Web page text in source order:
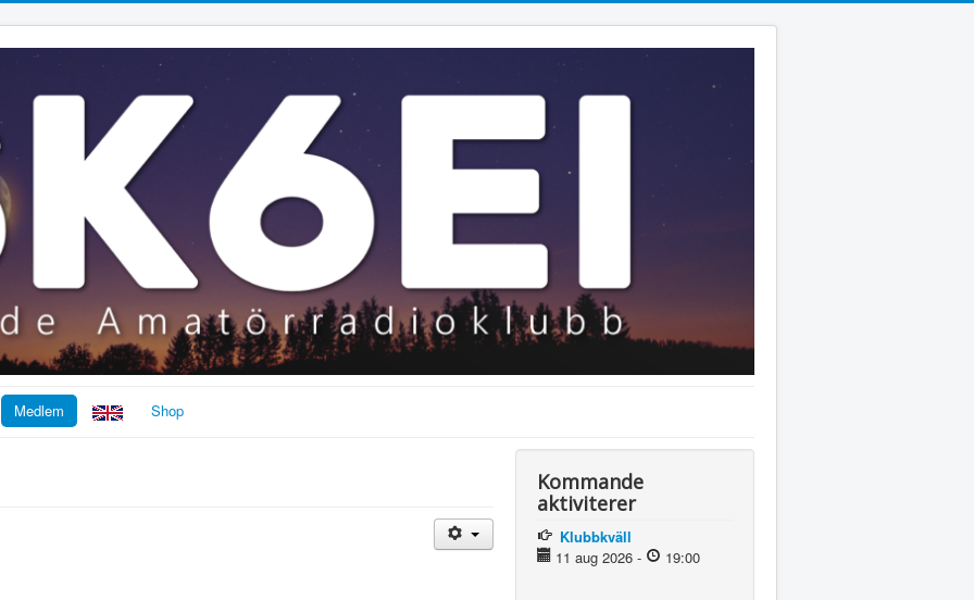
Medlem Shop
Kommande
aktiviterer
Klubbkväll
11 aug 2026 - 19:00